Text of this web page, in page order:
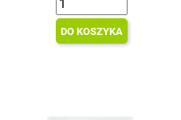
DO KOSZYKA